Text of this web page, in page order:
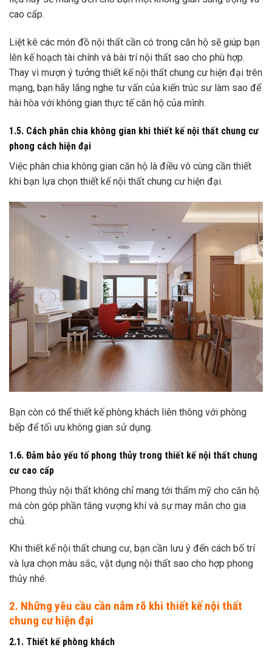
cao cấp.
Liệt kê các món đồ nội thất cần có trong căn hộ sẽ giúp bạn
lên kế hoạch tài chính và bài trí nội thất sao cho phù hợp.
Thay vì mượn ý tưởng thiết kế nội thất chung cư hiện đại trên
mạng, bạn hãy lắng nghe tư vấn của kiến trúc sư làm sao để
hài hòa với không gian thực tế căn hộ của mình.
1.5. Cách phân chia không gian khi thiết kế nội thất chung cư
phong cách hiện đại
Việc phân chia không gian căn hộ là điều vô cùng cần thiết
khi bạn lựa chọn thiết kế nội thất chung cư hiện đại.
Bạn còn có thể thiết kế phòng khách liên thông với phòng
bếp để tối ưu không gian sử dụng.
1.6. Đảm bảo yếu tố phong thủy trong thiết kế nội thất chung
cư cao cấp
Phong thủy nội thất không chỉ mang tới thẩm mỹ cho căn hộ
mà còn góp phần tăng vượng khí và sự may mắn cho gia
chủ.
Khi thiết kế nội thất chung cư, bạn cần lưu ý đến cách bố trí
và lựa chọn màu sắc, vật dụng nội thất sao cho hợp phong
thủy nhé.
2. Những yêu cầu cần nắm rõ khi thiết kế nội thất
chung cư hiện đại
2.1. Thiết kế phòng khách